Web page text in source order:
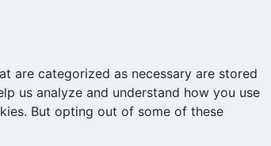
are categorized as necessary are stored
us analyze and understand how you use
But opting out of some of these